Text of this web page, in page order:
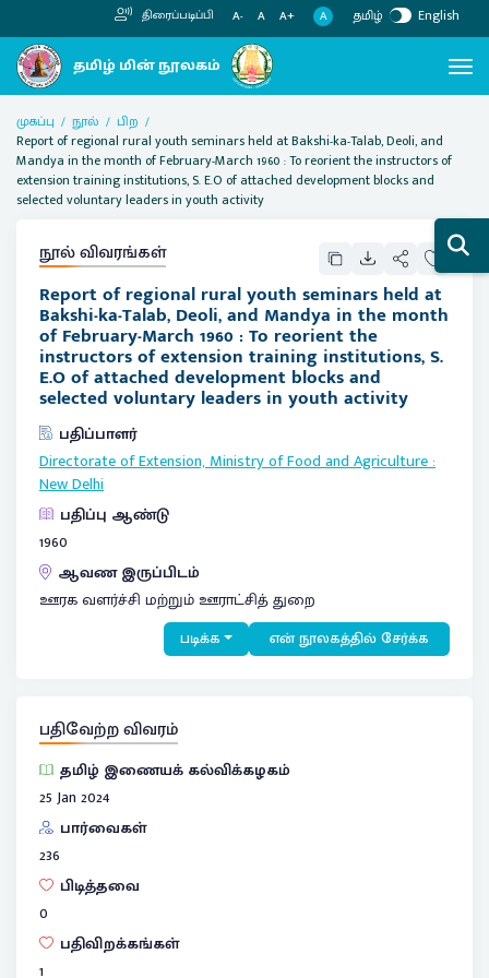
திரைப்படிப்பி A- A A+ A தமிழ் English
முகப்பு நூல்
பிற
Report of regional rural youth seminars held at Bakshi-ka-Talab, Deoli, and
Mandya in the month of February-March 1960 : To reorient the instructors of
extension training institutions, S. E.O of attached development blocks and
selected voluntary leaders in youth activity
நூல் விவரங்கள்
Report of regional rural youth seminars held at
Bakshi-ka-Talab, Deoli, and Mandya in the month
of February-March 1960 : To reorient the
instructors of extension training institutions, S.
E.O of attached development blocks and
selected voluntary leaders in youth activity
பதிப்பாளர்
Directorate of Extension, Ministry of Food and Agriculture:
New Delhi
பதிப்பு ஆண்டு
1960
ஆவண இருப்பிடம்
ஊரக வளர்ச்சி மற்றும் ஊராட்சித் துறை
படிக்க என் நூலகத்தில் சேர்க்க
பதிவேற்ற விவரம்
தமிழ் இணையக் கல்விக்கழகம்
25 Jan 2024
பார்வைகள்
236
பிடித்தவை
0
பதிவிறக்கங்கள்
1